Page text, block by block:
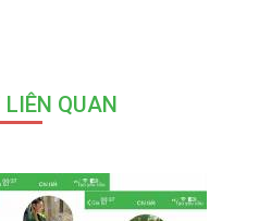
QUAN